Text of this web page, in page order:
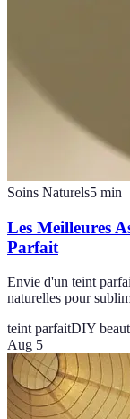
Soins Naturels5 min
Les Meilleures
Parfait
Envie d'un teint
naturelles pour
teint parfaitDIY
Aug 5